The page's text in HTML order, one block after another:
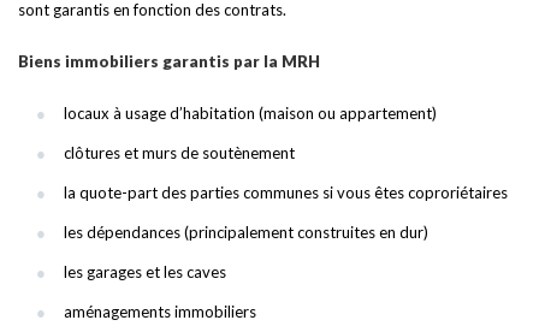
sont garantis en fonction des contrats.
Biens immobiliers garantis par la MRH
locaux à usage d’habitation (maison ou appartement)
clôtures et murs de soutènement
la quote-part des parties communes si vous êtes coproriétaires
les dépendances (principalement construites en dur)
les garages et les caves
aménagements immobiliers